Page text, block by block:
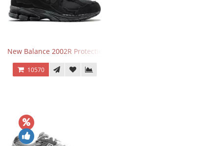
New Balance 2002R Protection Phantom Black
10570